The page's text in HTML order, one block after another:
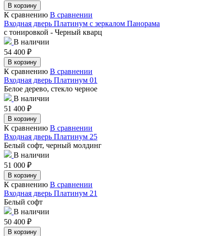
В корзину
К сравнению В сравнении
Входная дверь Платинум с зеркалом Панорама
с тонировкой - Черный кварц
В наличии
54 400 ₽
В корзину
К сравнению В сравнении
Входная дверь Платинум 01
Белое дерево, стекло черное
В наличии
51 400 ₽
В корзину
К сравнению В сравнении
Входная дверь Платинум 25
Белый софт, черный молдинг
В наличии
51 000 ₽
В корзину
К сравнению В сравнении
Входная дверь Платинум 21
Белый софт
В наличии
50 400 ₽
В корзину